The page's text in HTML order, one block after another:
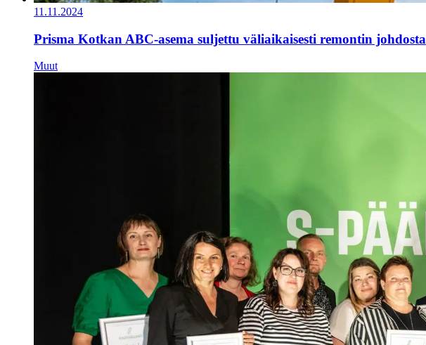
11.11.2024
Prisma Kotkan ABC-asema suljettu väliaikaisesti remontin johdosta
Muut